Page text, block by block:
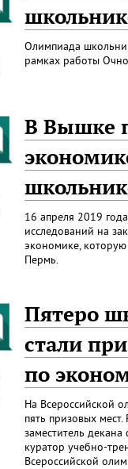
Олимпиада
рамках работы
В Вышке
16 апреля 2019
исследований на
экономике,
Пермь.
Пятеро
стали
по
На Всероссийской
пять призовых
заместитель
куратор учебно-
Всероссийской